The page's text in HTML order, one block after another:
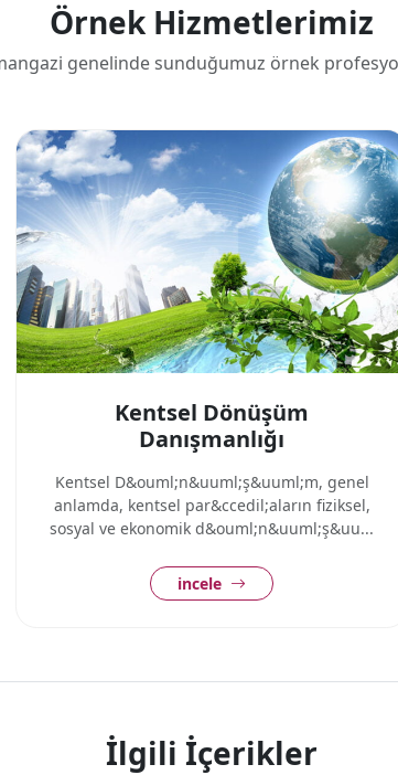
Örnek Hizmetlerimiz
genelinde sunduğumuz örnek
Kentsel Dönüşüm
Danışmanlığı
Kentsel D&ouml;n&uuml;ş&uuml;m, genel
anlamda, kentsel par&ccedil;aların fiziksel,
sosyal ve ekonomik d&ouml;n&uuml;ş&uu...
incele
İlgili İçerikler